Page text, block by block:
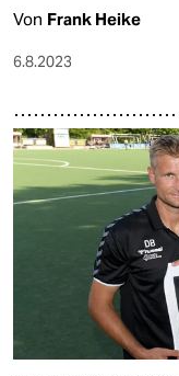
Von Frank Heike
6.8.2023